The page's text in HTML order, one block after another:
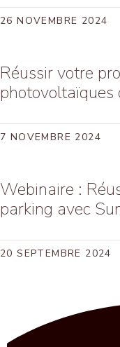
26 NOVEMBRE 2024
Réussir votre
photovoltaïques
7 NOVEMBRE 2024
Webinaire :
parking avec
20 SEPTEMBRE 2024